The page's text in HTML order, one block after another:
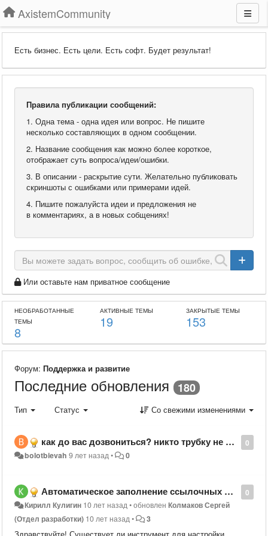
AxistemCommunity
Есть бизнес. Есть цели. Есть софт. Будет результат!
Правила публикации сообщений:
1. Одна тема - одна идея или вопрос. Не пишите
несколько составляющих в одном сообщении.
2. Название сообщения как можно более короткое,
отображает суть вопроса/идеи/ошибки.
3. В описании - раскрытие сути. Желательно публиковать
скриншоты с ошибками или примерами идей.
4. Пишите пожалуйста идеи и предложения не
в комментариях, а в новых собщениях!
Или оставьте нам приватное сообщение
НЕОБРАБОТАННЫЕ
ТЕМЫ
8
АКТИВНЫЕ ТЕМЫ
19
ЗАКРЫТЫЕ ТЕМЫ
153
Форум: Поддержка и развитие
Последние обновления 180
Тип Статус Со свежими изменениями
0
как до вас дозвониться? никто трубку не берет
bolotbievah 9 лет назад• 0
0
Автоматическое заполнение ссылочных полей
Кирилл Кулигин 10 лет назад•обновленКолмаков Сергей
(Отдел разработки) 10 лет назад• 3